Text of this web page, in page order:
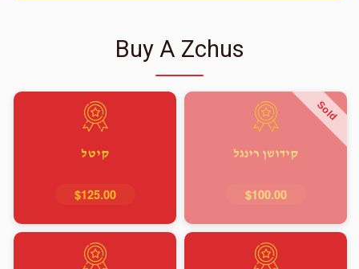
Buy A Zchus
Sold
קידושן רינגל
$100.00
קיטל
$125.00